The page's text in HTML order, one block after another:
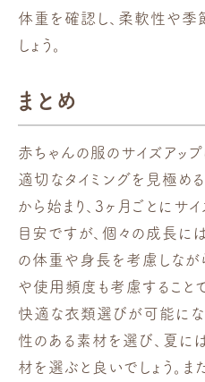
体重を確認し、柔軟性や季
しょう。
まとめ
赤ちゃんの服のサイズアッ
適切なタイミングを見極め
から始まり、3ヶ月ごとにサ
目安ですが、個々の成長に
の体重や身長を考慮しなが
や使用頻度も考慮すること
快適な衣類選びが可能にな
性のある素材を選び、夏に
材を選ぶと良いでしょう。